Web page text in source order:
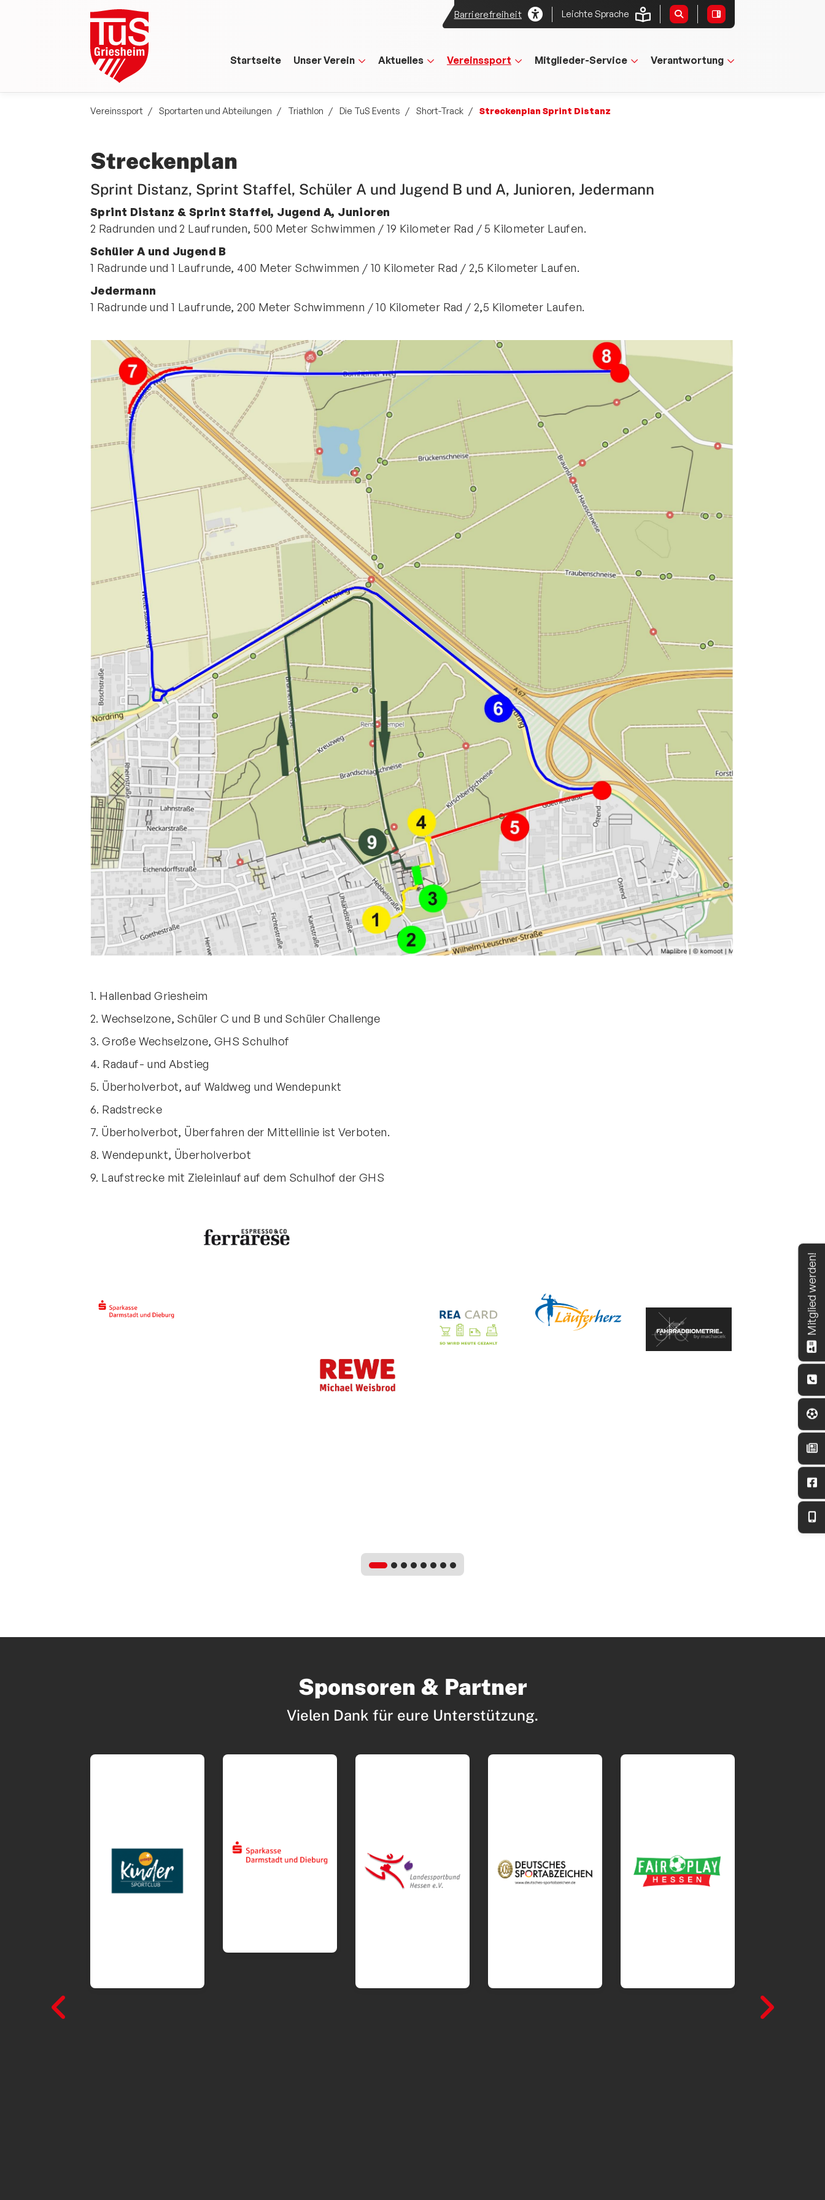
Barrierefreiheit Leichte Sprache
Startseite Unser Verein Aktuelles Vereinssport Mitglieder-Service Verantwortung
Vereinssport Sportarten und Abteilungen Triathlon Die TuS Events Short-Track Streckenplan Sprint Distanz
Streckenplan
Sprint Distanz, Sprint Staffel, Schüler A und Jugend B und A, Junioren, Jedermann
Sprint Distanz & Sprint Staffel, Jugend A, Junioren
2 Radrunden und 2 Laufrunden, 500 Meter Schwimmen / 19 Kilometer Rad / 5 Kilometer Laufen.
Schüler A und Jugend B
1 Radrunde und 1 Laufrunde, 400 Meter Schwimmen / 10 Kilometer Rad / 2,5 Kilometer Laufen.
Jedermann
1 Radrunde und 1 Laufrunde, 200 Meter Schwimmenn / 10 Kilometer Rad / 2,5 Kilometer Laufen.
1. Hallenbad Griesheim
2. Wechselzone, Schüler C und B und Schüler Challenge
3. Große Wechselzone, GHS Schulhof
4. Radauf- und Abstieg
5. Überholverbot, auf Waldweg und Wendepunkt
6. Radstrecke
7. Überholverbot, Überfahren der Mittellinie ist Verboten.
8. Wendepunkt, Überholverbot
9. Laufstrecke mit Zieleinlauf auf dem Schulhof der GHS
Sponsoren & Partner
Vielen Dank für eure Unterstützung.
Mitglied werden!
Quicklinks
Sportangebote finden
Unser Sportangebot
Sportsuche
Deutsches Sportabzeichen
Mitglieder-Service
Downloads
Alles zur Mitgliedschaft
Fragen & Antworten
Vereinsapp
Vereinsshop
Kontakt
Turn und Sportverein Griesheim
1899 e.V.
Jahnstraße 20
64347 Griesheim
+49 6155 6 18 19
verwaltung@tusgriesheim.de
Deine Ansprechpartner